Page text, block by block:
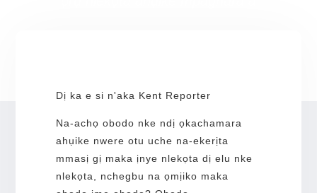
Dị ka e si n'aka Kent Reporter
Na-achọ obodo nke ndị ọkachamara
ahụike nwere otu uche na-ekerịta
mmasị gị maka ịnye nlekọta dị elu nke
nlekọta, nchegbu na ọmịiko maka